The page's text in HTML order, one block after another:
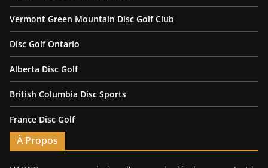
Vermont Green Mountain Disc Golf Club
Disc Golf Ontario
Alberta Disc Golf
British Columbia Disc Sports
France Disc Golf
À Propos